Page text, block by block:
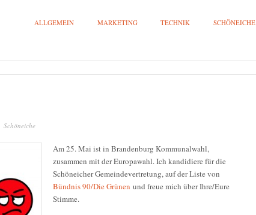
ALLGEMEIN MARKETING TECHNIK SCHÖNEICHE
Schöneiche
Am 25. Mai ist in Brandenburg Kommunalwahl,
zusammen mit der Europawahl. Ich kandidiere für die
Schöneicher Gemeindevertretung, auf der Liste von
Bündnis 90/Die Grünen und freue mich über Ihre/Eure
Stimme.